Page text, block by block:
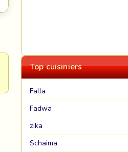
Top cuisiniers
Falla
Fadwa
zika
Schaima